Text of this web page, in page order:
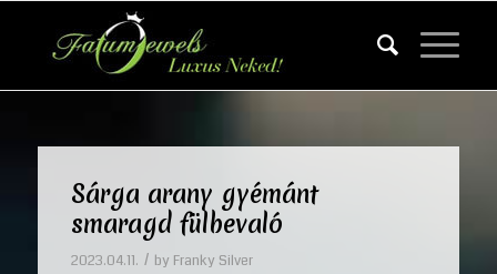
Sárga arany gyémánt
smaragd fülbevaló
2023.04.11. / by Franky Silver